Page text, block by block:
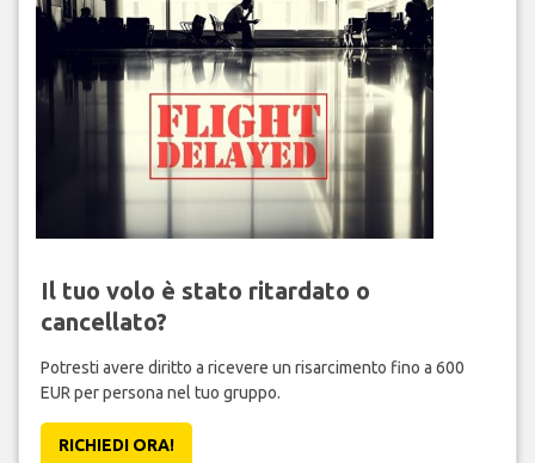
Il tuo volo è stato ritardato o
cancellato?
Potresti avere diritto a ricevere un risarcimento fino a 600
EUR per persona nel tuo gruppo.
RICHIEDI ORA!